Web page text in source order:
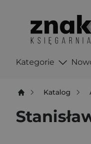
Kategorie
Katalog